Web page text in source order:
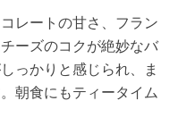
レートの甘さ、フラン
ーズのコクが絶妙なバ
っかりと感じられ、ま
朝食にもティータイム